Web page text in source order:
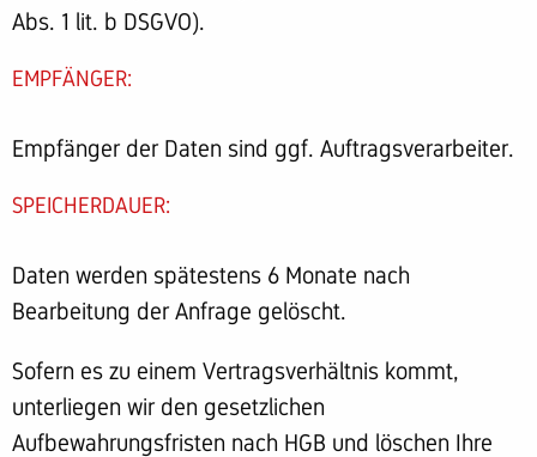
Abs. 1 lit. b DSGVO).
EMPFÄNGER:
Empfänger der Daten sind ggf. Auftragsverarbeiter.
SPEICHERDAUER:
Daten werden spätestens 6 Monate nach
Bearbeitung der Anfrage gelöscht.
Sofern es zu einem Vertragsverhältnis kommt,
unterliegen wir den gesetzlichen
Aufbewahrungsfristen nach HGB und löschen Ihre